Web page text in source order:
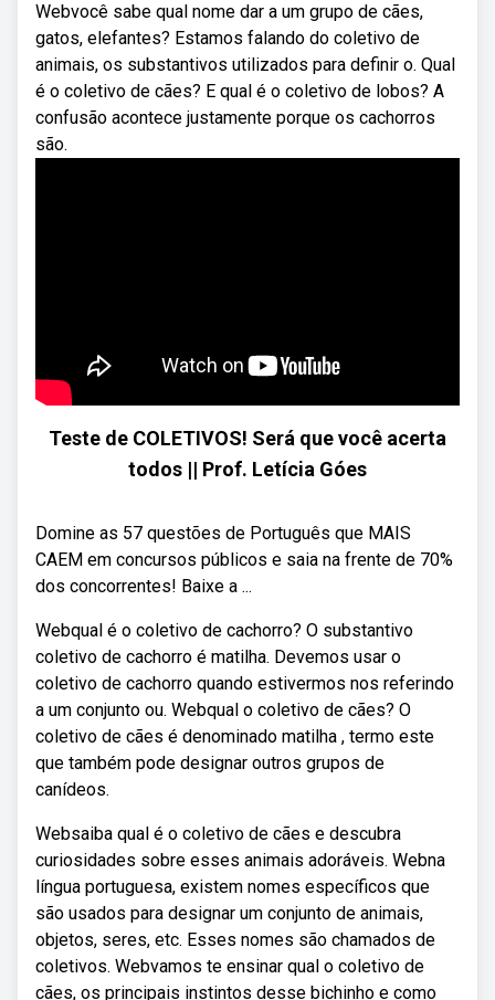
Webvocê sabe qual nome dar a um grupo de cães,
gatos, elefantes? Estamos falando do coletivo de
animais, os substantivos utilizados para definir o. Qual
é o coletivo de cães? E qual é o coletivo de lobos? A
confusão acontece justamente porque os cachorros
são.
Teste de COLETIVOS! Será que você acerta
todos || Prof. Letícia Góes
Domine as 57 questões de Português que MAIS
CAEM em concursos públicos e saia na frente de 70%
dos concorrentes! Baixe a ...
Webqual é o coletivo de cachorro? O substantivo
coletivo de cachorro é matilha. Devemos usar o
coletivo de cachorro quando estivermos nos referindo
a um conjunto ou. Webqual o coletivo de cães? O
coletivo de cães é denominado matilha , termo este
que também pode designar outros grupos de
canídeos.
Websaiba qual é o coletivo de cães e descubra
curiosidades sobre esses animais adoráveis. Webna
língua portuguesa, existem nomes específicos que
são usados para designar um conjunto de animais,
objetos, seres, etc. Esses nomes são chamados de
coletivos. Webvamos te ensinar qual o coletivo de
cães, os principais instintos desse bichinho e como